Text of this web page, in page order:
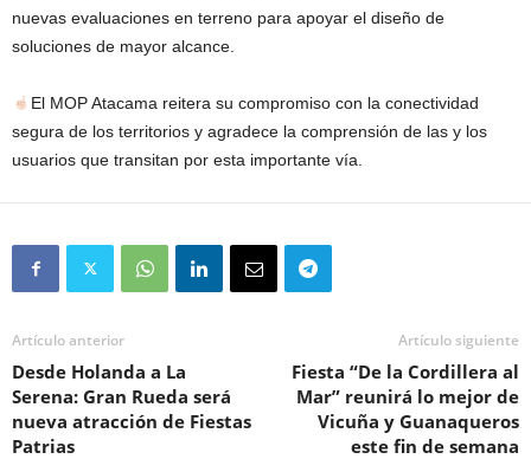
nuevas evaluaciones en terreno para apoyar el diseño de
soluciones de mayor alcance.
El MOP Atacama reitera su compromiso con la conectividad
segura de los territorios y agradece la comprensión de las y los
usuarios que transitan por esta importante vía.
Artículo anterior
Desde Holanda a La
Serena: Gran Rueda será
nueva atracción de Fiestas
Patrias
Artículo siguiente
Fiesta “De la Cordillera al
Mar” reunirá lo mejor de
Vicuña y Guanaqueros
este fin de semana